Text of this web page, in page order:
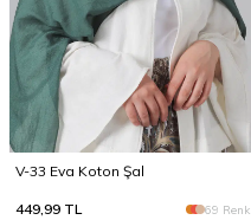
V-33 Eva Koton Şal
449,99 TL 69 Renk